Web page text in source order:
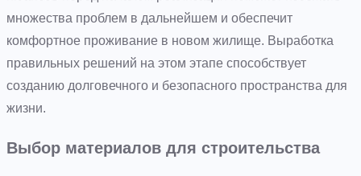
множества проблем в дальнейшем и обеспечит
комфортное проживание в новом жилище. Выработка
правильных решений на этом этапе способствует
созданию долговечного и безопасного пространства для
жизни.
Выбор материалов для строительства